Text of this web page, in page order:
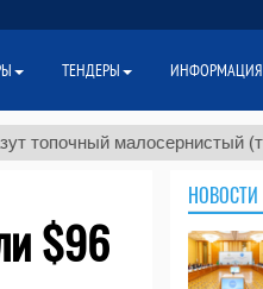
малосернистый (т.) $300
$96
НОВОСТИ
ТЕНДЕРЫ ИНФОРМАЦИЯ